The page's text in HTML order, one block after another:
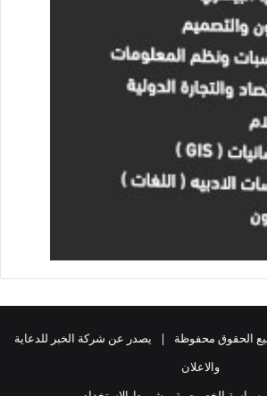
النشر 2026، جميع الحقوق محفوظة | يصدر عن شركة الخبر للدعاية
والاعلان